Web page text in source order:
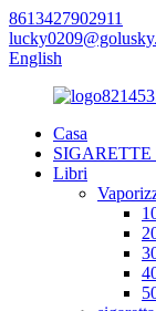
8613427902911
English
Casa
Libri